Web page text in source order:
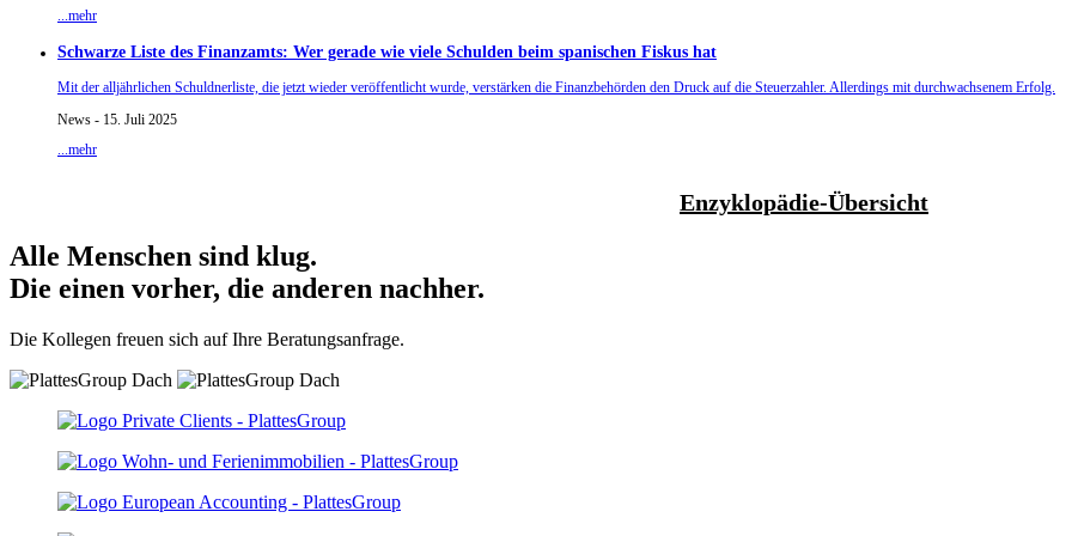
...mehr
Schwarze Liste des Finanzamts: Wer gerade wie viele Schulden beim spanischen Fiskus hat
Mit der alljährlichen Schuldnerliste, die jetzt wieder veröffentlicht wurde, verstärken die Finanzbehörden den Druck auf die Steuerzahler. Allerdings mit durchwachsenem Erfolg.
News - 15. Juli 2025
...mehr
Enzyklopädie-Übersicht
Alle Menschen sind klug.
Die einen vorher, die anderen nachher.
Die Kollegen freuen sich auf Ihre Beratungsanfrage.